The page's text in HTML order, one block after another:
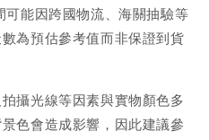
可能因跨國物流、海關抽驗等
為預估參考值而非保證到貨
攝光線等因素與實物顏色多
色會造成影響，因此建議參